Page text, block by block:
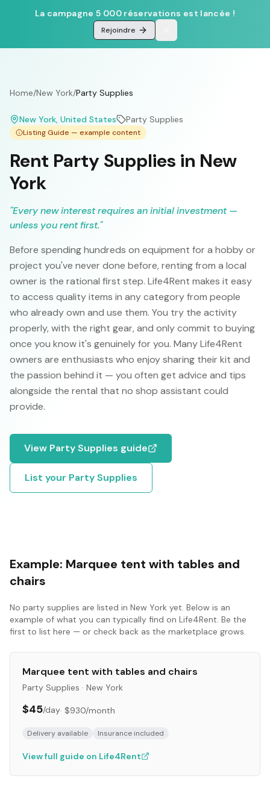
La campagne 5 000 réservations est lancée !
Rejoindre
Home/New York/Party Supplies
New York, United States Party Supplies
Listing Guide — example content
Rent Party Supplies in New
York
"Every new interest requires an initial investment —
unless you rent first."
Before spending hundreds on equipment for a hobby or
project you've never done before, renting from a local
owner is the rational first step. Life4Rent makes it easy
to access quality items in any category from people
who already own and use them. You try the activity
properly, with the right gear, and only commit to buying
once you know it's genuinely for you. Many Life4Rent
owners are enthusiasts who enjoy sharing their kit and
the passion behind it — you often get advice and tips
alongside the rental that no shop assistant could
provide.
View Party Supplies guide
List your Party Supplies
Example: Marquee tent with tables and
chairs
No party supplies are listed in New York yet. Below is an
example of what you can typically find on Life4Rent. Be the
first to list here — or check back as the marketplace grows.
Marquee tent with tables and chairs
Party Supplies · New York
$45/day· $930/month
Delivery available Insurance included
View full guide on Life4Rent